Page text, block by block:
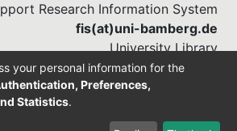
Research Information System
fis(at)uni-bamberg.de
University Library
(0951) 863-1568
your personal information for the
Preferences,
Statistics.